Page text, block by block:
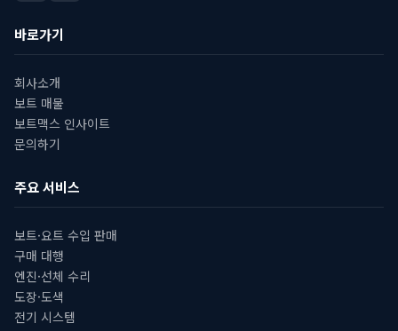
바로가기
회사소개
보트 매물
보트맥스 인사이트
문의하기
주요 서비스
보트·요트 수입 판매
구매 대행
엔진·선체 수리
도장·도색
전기 시스템